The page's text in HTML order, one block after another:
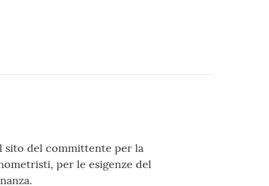
sito del committente per la
per le esigenze del